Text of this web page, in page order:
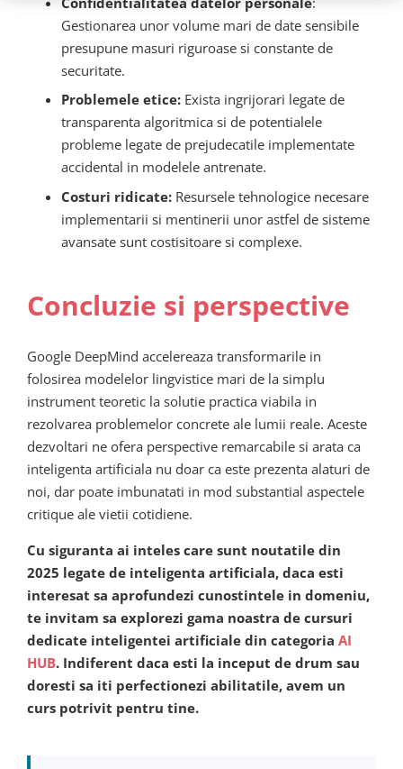
Gestionarea unor volume mari de date sensibile
presupune masuri riguroase si constante de
securitate.
Problemele etice: Exista ingrijorari legate de
transparenta algoritmica si de potentialele
probleme legate de prejudecatile implementate
accidental in modelele antrenate.
Costuri ridicate: Resursele tehnologice necesare
implementarii si mentinerii unor astfel de sisteme
avansate sunt costisitoare si complexe.
Concluzie si perspective
Google DeepMind accelereaza transformarile in
folosirea modelelor lingvistice mari de la simplu
instrument teoretic la solutie practica viabila in
rezolvarea problemelor concrete ale lumii reale. Aceste
dezvoltari ne ofera perspective remarcabile si arata ca
inteligenta artificiala nu doar ca este prezenta alaturi de
noi, dar poate imbunatati in mod substantial aspectele
critique ale vietii cotidiene.
Cu siguranta ai inteles care sunt noutatile din
2025 legate de inteligenta artificiala, daca esti
interesat sa aprofundezi cunostintele in domeniu,
te invitam sa explorezi gama noastra de cursuri
dedicate inteligentei artificiale din categoria AI
HUB. Indiferent daca esti la inceput de drum sau
doresti sa iti perfectionezi abilitatile, avem un
curs potrivit pentru tine.